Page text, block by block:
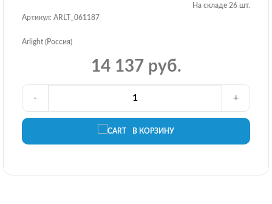
На складе 26 шт.
Артикул: ARLT_061187
Arlight (Россия)
14 137 руб.
В КОРЗИНУ
- +